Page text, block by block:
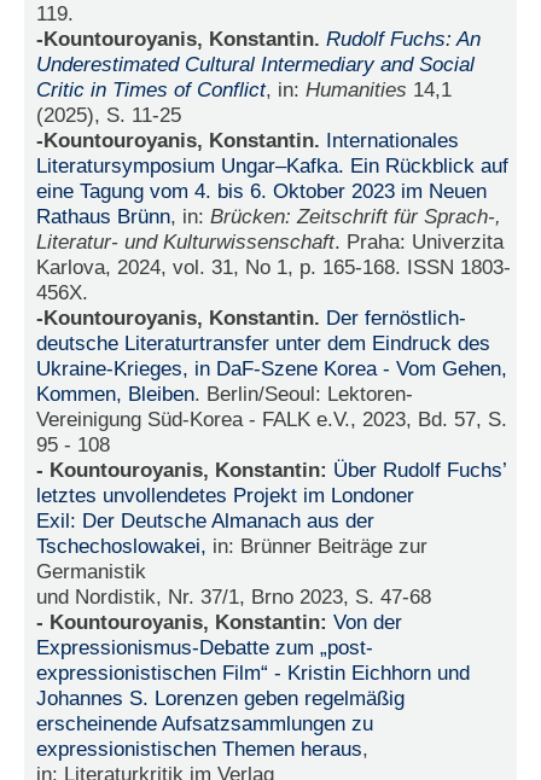
o
r
N
e
u
e
s
s
w
r
n
119.
-Kountouroyanis, Konstantin. Rudolf Fuchs: An
Underestimated Cultural Intermediary and Social
Critic in Times of Conflict, in: Humanities 14,1
(2025), S. 11-25
-Kountouroyanis, Konstantin. Internationales
Literatursymposium Ungar–Kafka. Ein Rückblick auf
eine Tagung vom 4. bis 6. Oktober 2023 im Neuen
Rathaus Brünn, in: Brücken: Zeitschrift für Sprach-,
Literatur- und Kulturwissenschaft. Praha: Univerzita
Karlova, 2024, vol. 31, No 1, p. 165-168. ISSN 1803-
456X.
-Kountouroyanis, Konstantin. Der fernöstlich-
deutsche Literaturtransfer unter dem Eindruck des
Ukraine-Krieges, in DaF-Szene Korea - Vom Gehen,
Kommen, Bleiben. Berlin/Seoul: Lektoren-
Vereinigung Süd-Korea - FALK e.V., 2023, Bd. 57, S.
95 - 108
- Kountouroyanis, Konstantin: Über Rudolf Fuchs’
letztes unvollendetes Projekt im Londoner
Exil: Der Deutsche Almanach aus der
Tschechoslowakei, in: Brünner Beiträge zur
Germanistik
und Nordistik, Nr. 37/1, Brno 2023, S. 47-68
- Kountouroyanis, Konstantin: Von der
Expressionismus-Debatte zum „post-
expressionistischen Film“ - Kristin Eichhorn und
Johannes S. Lorenzen geben regelmäßig
erscheinende Aufsatzsammlungen zu
expressionistischen Themen heraus,
in: Literaturkritik im Verlag